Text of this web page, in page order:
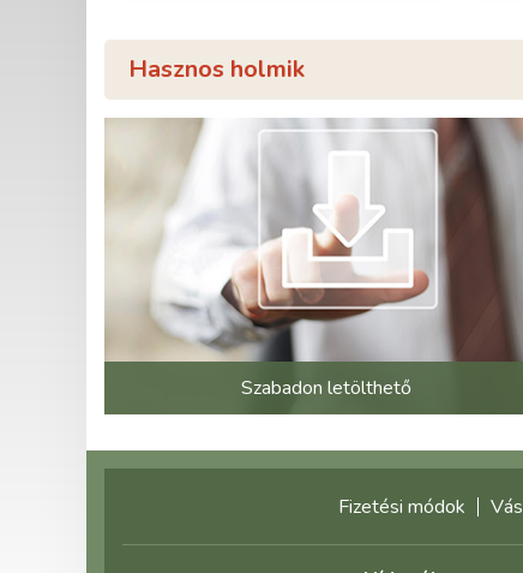
Hasznos holmik
Szabadon letölthető
Fizetési módok